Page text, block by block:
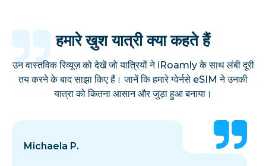
हमारे ख़ुश यात्री क्या कहते हैं
उन वास्तविक रिव्यूज़ को देखें जो यात्रियों ने iRoamly के साथ लंबी दूरी
तय करने के बाद साझा किए हैं। जानें कि हमारे ग्वेर्नसे eSIM ने उनकी
यात्रा को कितना आसान और जुड़ा हुआ बनाया।
Michaela P.